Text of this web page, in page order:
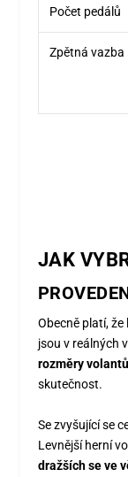
Počet pedálů
Zpětná vazba
JAK
Obecně platí,
jsou v reálných
rozměry
skutečnost.
Se zvyšující se
Levnější herní
dražších se ve